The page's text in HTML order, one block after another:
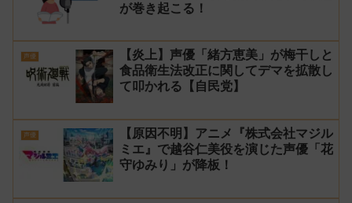
が巻き起こる！
声優
【炎上】声優「緒方恵美」が梅干しと
食品衛生法改正に関してデマを拡散し
て叩かれる【自民党】
声優
【原因不明】アニメ『株式会社マジル
ミエ』で越谷仁美役を演じた声優「花
守ゆみり」が降板！